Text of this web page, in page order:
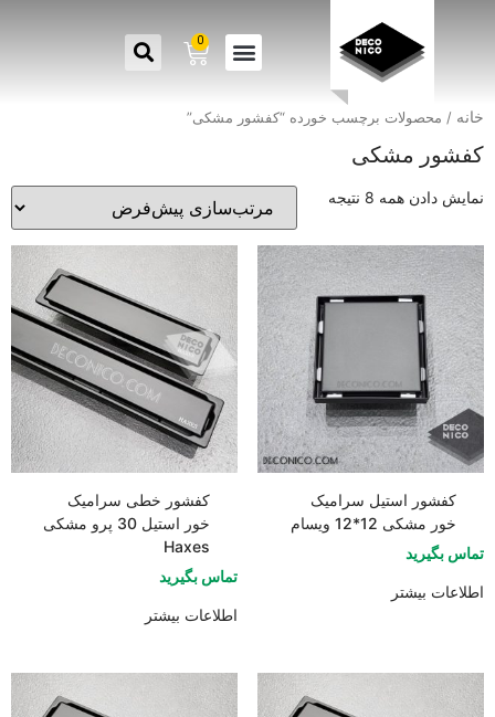
0
خانه / محصولات برچسب خورده “کفشور مشکی”
کفشور مشکی
نمایش دادن همه 8 نتیجه
کفشور استیل سرامیک
خور مشکی 12*12 ویسام
تماس بگیرید
اطلاعات بیشتر
کفشور خطی سرامیک
خور استیل 30 پرو مشکی
Haxes
تماس بگیرید
اطلاعات بیشتر